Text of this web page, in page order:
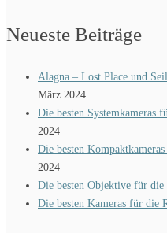
Neueste Beiträge
Alagna – Lost Place und
März 2024
Die besten Systemkameras
2024
Die besten
2024
Die besten Objektive für
Die besten Kameras für die